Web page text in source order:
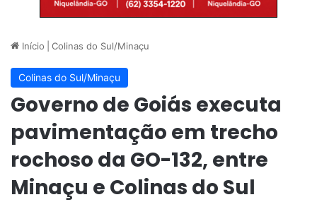
Início Colinas do Sul/Minaçu
Colinas do Sul/Minaçu
Governo de Goiás executa
pavimentação em trecho
rochoso da GO-132, entre
Minaçu e Colinas do Sul